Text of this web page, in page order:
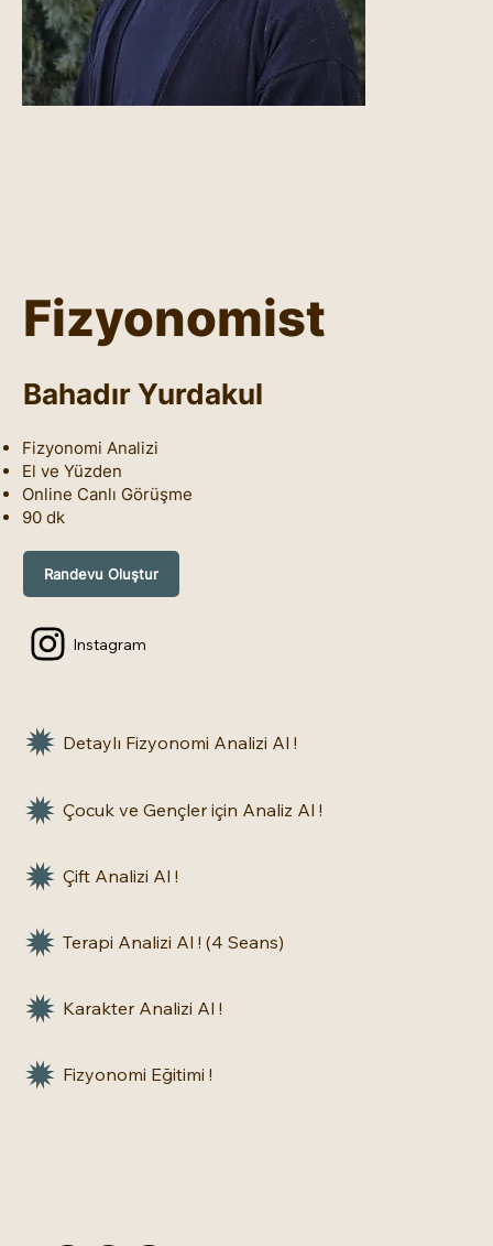
Fizyonomist
Bahadır Yurdakul
Fizyonomi Analizi
El ve Yüzden
Online Canlı Görüşme
90 dk
Randevu Oluştur
Instagram
Detaylı Fizyonomi Analizi Al !
Karakter Analizi Al !
Çocuk ve Gençler için Analiz Al !
Terapi Analizi Al ! (4 Seans)
Çift Analizi Al !
Fizyonomi Eğitimi !